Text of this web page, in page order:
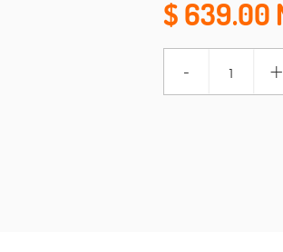
639.00
- +